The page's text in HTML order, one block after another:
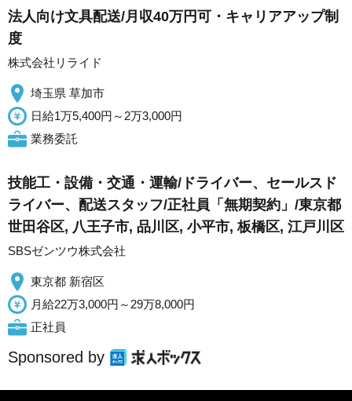
法人向け文具配送/月収40万円可・キャリアアップ制
度
株式会社リライド
埼玉県 草加市
日給1万5,400円～2万3,000円
業務委託
技能工・設備・交通・運輸/ドライバー、セールスド
ライバー、配送スタッフ/正社員「無期契約」/東京都
世田谷区, 八王子市, 品川区, 小平市, 板橋区, 江戸川区
SBSゼンツウ株式会社
東京都 新宿区
月給22万3,000円～29万8,000円
正社員
Sponsored by